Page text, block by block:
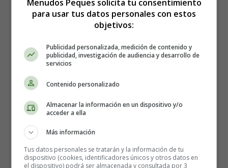
Leer más: Receta para hacer Budín de Navidad en
microondas
Receta para hacer Lebkuchen
- Dulces navideños alemanes
Menudos Peques solicita tu consentimiento
para usar tus datos personales con estos
objetivos:
Publicidad personalizada, medición de contenido y
publicidad, investigación de audiencia y desarrollo de
servicios
Contenido personalizado
Almacenar la información en un dispositivo y/o
acceder a ella
Más información
Tus datos personales se tratarán y la información de tu
dispositivo (cookies, identificadores únicos y otros datos en
el dispositivo) podrá ser almacenada y consultada por 3